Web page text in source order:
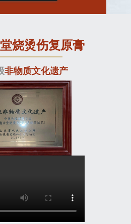
烧烫伤复原膏
非物质文化遗产